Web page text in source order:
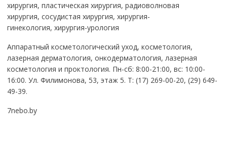
хирургия, пластическая хирургия, радиоволновая
хирургия, сосудистая хирургия, хирургия-
гинекология, хирургия-урология
Аппаратный косметологический уход, косметология,
лазерная дерматология, онкодерматология, лазерная
косметология и проктология. Пн-сб: 8:00-21:00, вс: 10:00-
16:00. Ул. Филимонова, 53, этаж 5. Т: (17) 269-00-20, (29) 649-
49-39.
7nebo.by